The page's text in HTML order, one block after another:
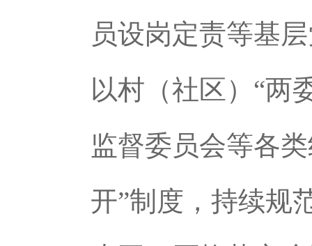
员设岗定责等基
以村（社区）“两
监督委员会等各
开”制度，持续规